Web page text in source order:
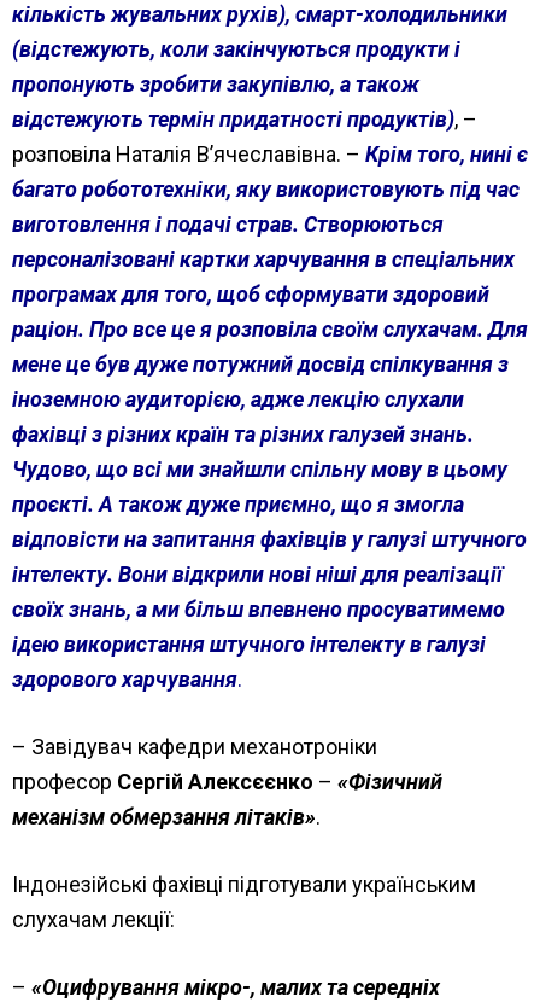
кількість жувальних рухів), смарт-холодильники
(відстежують, коли закінчуються продукти і
пропонують зробити закупівлю, а також
відстежують термін придатності продуктів), –
розповіла Наталія В’ячеславівна. – Крім того, нині є
багато робототехніки, яку використовують під час
виготовлення і подачі страв. Створюються
персоналізовані картки харчування в спеціальних
програмах для того, щоб сформувати здоровий
раціон. Про все це я розповіла своїм слухачам. Для
мене це був дуже потужний досвід спілкування з
іноземною аудиторією, адже лекцію слухали
фахівці з різних країн та різних галузей знань.
Чудово, що всі ми знайшли спільну мову в цьому
проєкті. А також дуже приємно, що я змогла
відповісти на запитання фахівців у галузі штучного
інтелекту. Вони відкрили нові ніші для реалізації
своїх знань, а ми більш впевнено просуватимемо
ідею використання штучного інтелекту в галузі
здорового харчування.
– Завідувач кафедри механотроніки
професор Сергій Алексєєнко – «Фізичний
механізм обмерзання літаків».
Індонезійські фахівці підготували українським
слухачам лекції:
– «Оцифрування мікро-, малих та середніх